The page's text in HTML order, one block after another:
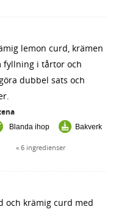
lemon curd, krämen
fyllning i tårtor och
dubbel sats och
Blanda ihop Bakverk
6 ingredienser
och krämig curd med